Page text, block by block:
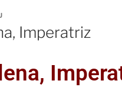
Imperatriz